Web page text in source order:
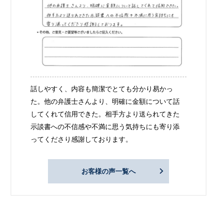
話しやすく、内容も簡潔でとても分かり易かっ
た。他の弁護士さんより、明確に金額について話
してくれて信用できた。相手方より送られてきた
示談書への不信感や不満に思う気持ちにも寄り添
ってくださり感謝しております。
お客様の声一覧へ